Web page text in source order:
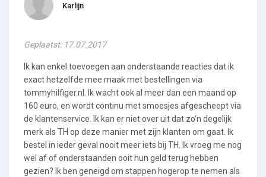
Karlijn
Geplaatst: 17.07.2017
Ik kan enkel toevoegen aan onderstaande reacties dat ik
exact hetzelfde mee maak met bestellingen via
tommyhilfiger.nl. Ik wacht ook al meer dan een maand op
160 euro, en wordt continu met smoesjes afgescheept via
de klantenservice. Ik kan er niet over uit dat zo'n degelijk
merk als TH op deze manier met zijn klanten om gaat. Ik
bestel in ieder geval nooit meer iets bij TH. Ik vroeg me nog
wel af of onderstaanden ooit hun geld terug hebben
gezien? Ik ben geneigd om stappen hogerop te nemen als